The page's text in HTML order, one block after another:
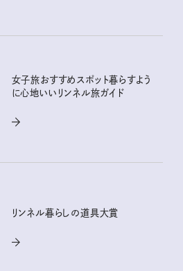
女子旅おすすめスポット暮らすよう
に心地いいリンネル旅ガイド
リンネル暮らしの道具大賞